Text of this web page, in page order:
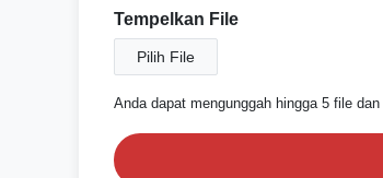
Tempelkan File
Pilih File
Anda dapat mengunggah hingga 5 file